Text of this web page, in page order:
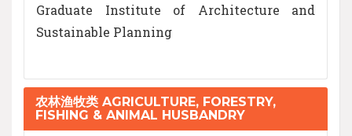
Graduate Institute of Architecture and
Sustainable Planning
农林渔牧类 AGRICULTURE, FORESTRY,
FISHING & ANIMAL HUSBANDRY